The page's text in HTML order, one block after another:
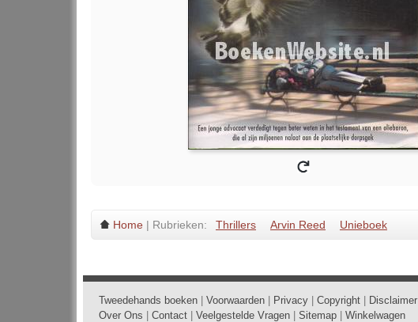
Home | Rubrieken: Thrillers Arvin Reed Unieboek
Tweedehands boeken Voorwaarden Privacy Copyright Disclaimer
Over Ons
Contact Veelgestelde Vragen Sitemap Winkelwagen